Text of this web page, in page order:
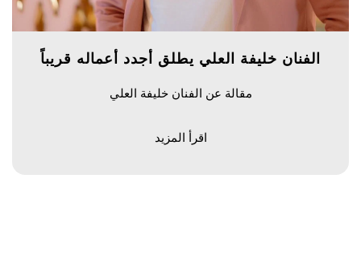
الفنان خليفة العلي يطلق أجدد أعماله قريباً
مقالة عن الفنان خليفة العلي
اقرأ المزيد